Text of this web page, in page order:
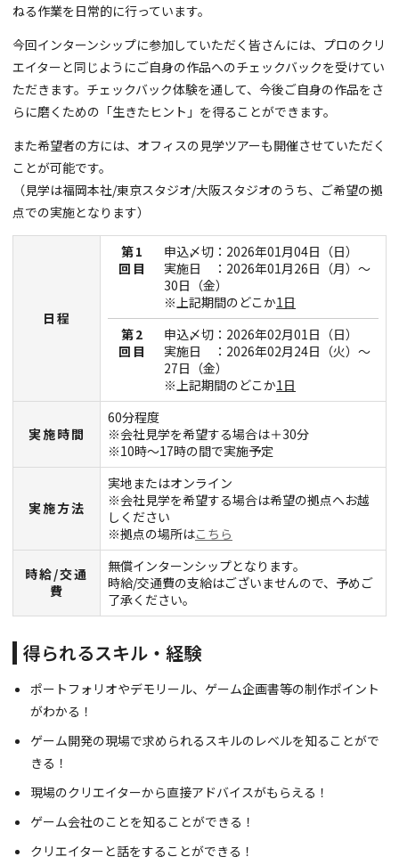
ねる作業を日常的に行っています。
今回インターンシップに参加していただく皆さんには、プロのクリ
エイターと同じようにご自身の作品へのチェックバックを受けてい
ただきます。チェックバック体験を通して、今後ご自身の作品をさ
らに磨くための「生きたヒント」を得ることができます。
また希望者の方には、オフィスの見学ツアーも開催させていただく
ことが可能です。
（見学は福岡本社/東京スタジオ/大阪スタジオのうち、ご希望の拠
点での実施となります）
日程
第1
回目
申込〆切：2026年01月04日（日）
実施日 ：2026年01月26日（月）～
30日（金）
※上記期間のどこか1日
第2
回目
申込〆切：2026年02月01日（日）
実施日 ：2026年02月24日（火）～
27日（金）
※上記期間のどこか1日
実施時間
60分程度
※会社見学を希望する場合は＋30分
※10時～17時の間で実施予定
実施方法
実地またはオンライン
※会社見学を希望する場合は希望の拠点へお越
しください
※拠点の場所はこちら
時給/交通
費
無償インターンシップとなります。
時給/交通費の支給はございませんので、予めご
了承ください。
得られるスキル・経験
ポートフォリオやデモリール、ゲーム企画書等の制作ポイント
がわかる！
ゲーム開発の現場で求められるスキルのレベルを知ることがで
きる！
現場のクリエイターから直接アドバイスがもらえる！
ゲーム会社のことを知ることができる！
クリエイターと話をすることができる！